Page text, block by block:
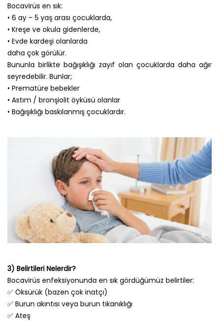
Bocavirüs en sık:
• 6 ay – 5 yaş arası çocuklarda,
• Kreşe ve okula gidenlerde,
• Evde kardeşi olanlarda
daha çok görülür.
Bununla birlikte bağışıklığı zayıf olan çocuklarda daha ağır
seyredebilir. Bunlar;
• Prematüre bebekler
• Astım / bronşiolit öyküsü olanlar
• Bağışıklığı baskılanmış çocuklardır.
3) Belirtileri Nelerdir?
Bocavirüs enfeksiyonunda en sık gördüğümüz belirtiler:
✅ Öksürük (bazen çok inatçı)
✅ Burun akıntısı veya burun tıkanıklığı
✅ Ateş